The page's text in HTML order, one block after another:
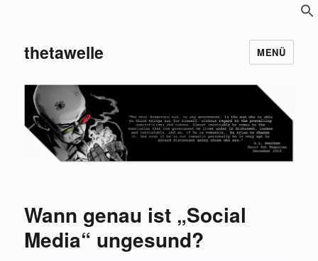
thetawelle MENÜ
Wann genau ist „Social
Media“ ungesund?